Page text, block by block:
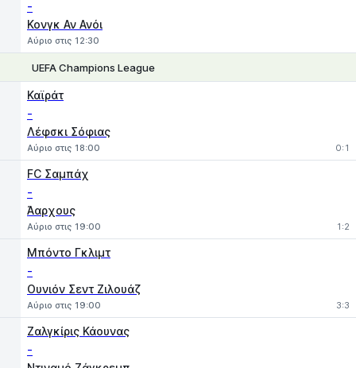
-
Κονγκ Αν Ανόι
Αύριο στις 12:30
UEFA Champions League
Καϊράτ
-
Λέφσκι Σόφιας
Αύριο στις 18:00 0:1
FC Σαμπάχ
-
Άαρχους
Αύριο στις 19:00 1:2
Μπόντο Γκλιμτ
-
Ουνιόν Σεντ Ζιλουάζ
Αύριο στις 19:00 3:3
Ζαλγκίρις Κάουνας
-